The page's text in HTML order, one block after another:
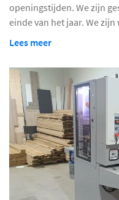
openingstijden. We zijn
einde van het jaar. We
Lees meer